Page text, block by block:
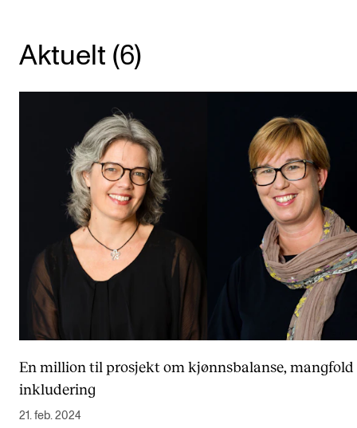
Gjennomføre konserter og arrangementer
Plakat, program og markedsføring
Offentlige konserter
Interne konserter og arrangementer
Låne utstyr
PRAKTISK
Canvas
IT og digitale tjenester
Sibelius – Notation Software
Semesterregistrering
Aktuelt (6)
En million til prosjekt om kjønnsbalanse, mangfold
inkludering
21. feb. 2024